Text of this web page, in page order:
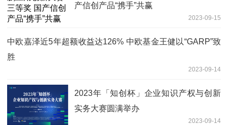
产信创产品“携手”共赢
2023-09-15
中欧嘉泽近5年超额收益达126% 中欧基金王健以“GARP”致
胜
2023-09-14
2023年「知创杯」企业知识产权与创新
实务大赛圆满举办
2023-09-14